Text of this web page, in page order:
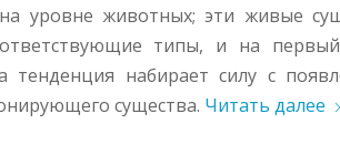
уровне животных; эти живые
типы, и на
набирает силу с
существа. Читать далее